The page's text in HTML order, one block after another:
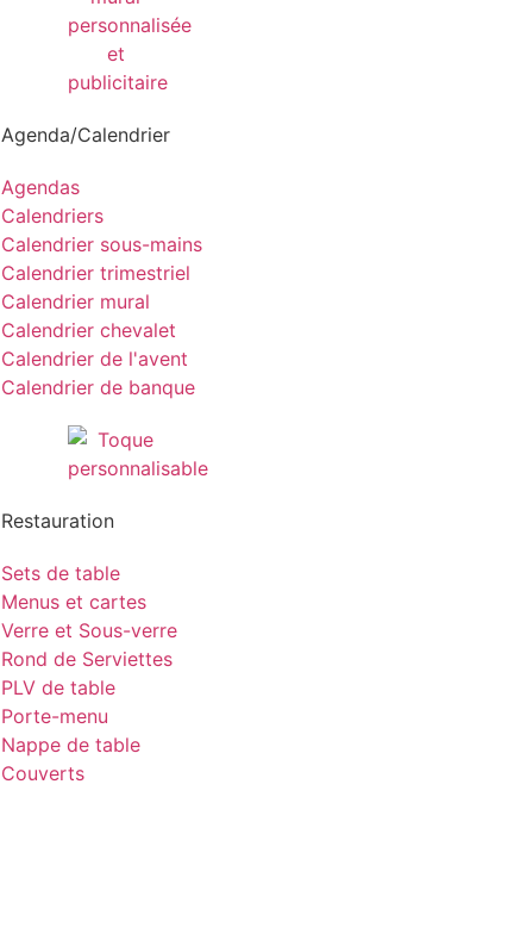
Agenda/Calendrier
Agendas
Calendriers
Calendrier sous-mains
Calendrier trimestriel
Calendrier mural
Calendrier chevalet
Calendrier de l'avent
Calendrier de banque
Restauration
Sets de table
Menus et cartes
Verre et Sous-verre
Rond de Serviettes
PLV de table
Porte-menu
Nappe de table
Couverts